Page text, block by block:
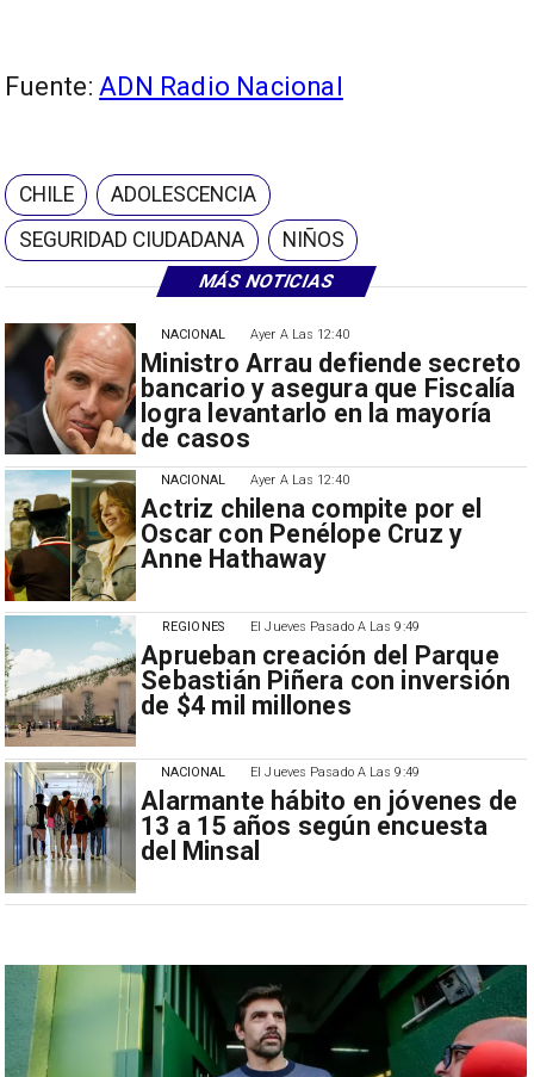
MÁS NOTICIAS
Ayer A Las 12:40
Ministro Arrau defiende secreto
bancario y asegura que Fiscalía
logra levantarlo en la mayoría
de casos
NACIONAL
Ayer A Las 12:40
Actriz chilena compite por el
Oscar con Penélope Cruz y
Anne Hathaway
NACIONAL
El Jueves Pasado A Las 9:49
Aprueban creación del Parque
Sebastián Piñera con inversión
de $4 mil millones
REGIONES
El Jueves Pasado A Las 9:49
Alarmante hábito en jóvenes de
13 a 15 años según encuesta
del Minsal
NACIONAL
Fuente: ADN Radio Nacional
CHILE
ADOLESCENCIA
SEGURIDAD CIUDADANA
NIÑOS